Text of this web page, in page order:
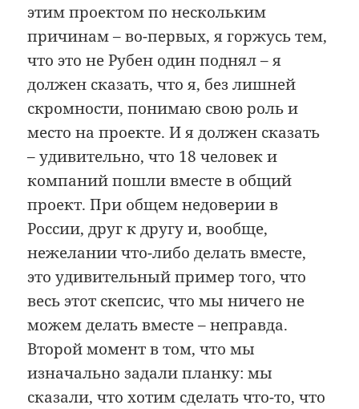
этим проектом по нескольким
причинам – во-первых, я горжусь тем,
что это не Рубен один поднял – я
должен сказать, что я, без лишней
скромности, понимаю свою роль и
место на проекте. И я должен сказать
– удивительно, что 18 человек и
компаний пошли вместе в общий
проект. При общем недоверии в
России, друг к другу и, вообще,
нежелании что-либо делать вместе,
это удивительный пример того, что
весь этот скепсис, что мы ничего не
можем делать вместе – неправда.
Второй момент в том, что мы
изначально задали планку: мы
сказали, что хотим сделать что-то, что